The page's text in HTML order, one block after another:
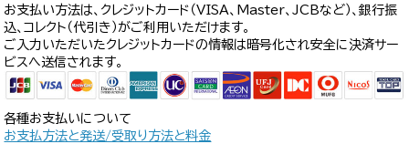
お支払い方法は、クレジットカード（VISA、Master、JCBなど）、銀行振
込、コレクト（代引き）がご利用いただけます。
ご入力いただいたクレジットカードの情報は暗号化され安全に決済サー
ビスへ送信されます。
各種お支払いについて
お支払方法と発送/受取り方法と料金